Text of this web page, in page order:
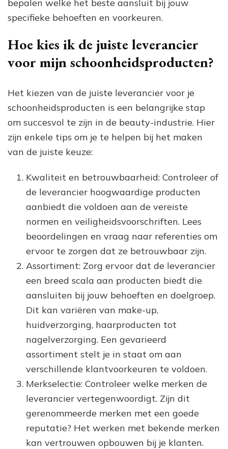
bepalen welke het beste aansluit bij jouw
specifieke behoeften en voorkeuren.
Hoe kies ik de juiste leverancier
voor mijn schoonheidsproducten?
Het kiezen van de juiste leverancier voor je
schoonheidsproducten is een belangrijke stap
om succesvol te zijn in de beauty-industrie. Hier
zijn enkele tips om je te helpen bij het maken
van de juiste keuze:
Kwaliteit en betrouwbaarheid: Controleer of
de leverancier hoogwaardige producten
aanbiedt die voldoen aan de vereiste
normen en veiligheidsvoorschriften. Lees
beoordelingen en vraag naar referenties om
ervoor te zorgen dat ze betrouwbaar zijn.
Assortiment: Zorg ervoor dat de leverancier
een breed scala aan producten biedt die
aansluiten bij jouw behoeften en doelgroep.
Dit kan variëren van make-up,
huidverzorging, haarproducten tot
nagelverzorging. Een gevarieerd
assortiment stelt je in staat om aan
verschillende klantvoorkeuren te voldoen.
Merkselectie: Controleer welke merken de
leverancier vertegenwoordigt. Zijn dit
gerenommeerde merken met een goede
reputatie? Het werken met bekende merken
kan vertrouwen opbouwen bij je klanten.